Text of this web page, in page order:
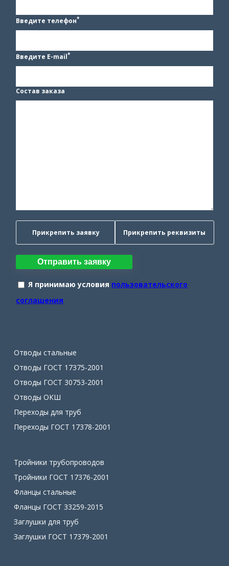
Введите телефон*
Введите E-mail*
Состав заказа
Прикрепить заявку Прикрепить реквизиты
Отправить заявку
Я принимаю условия пользовательского
соглашения
Отводы стальные
Отводы ГОСТ 17375-2001
Отводы ГОСТ 30753-2001
Отводы ОКШ
Переходы для труб
Переходы ГОСТ 17378-2001
Тройники трубопроводов
Тройники ГОСТ 17376-2001
Фланцы стальные
Фланцы ГОСТ 33259-2015
Заглушки для труб
Заглушки ГОСТ 17379-2001